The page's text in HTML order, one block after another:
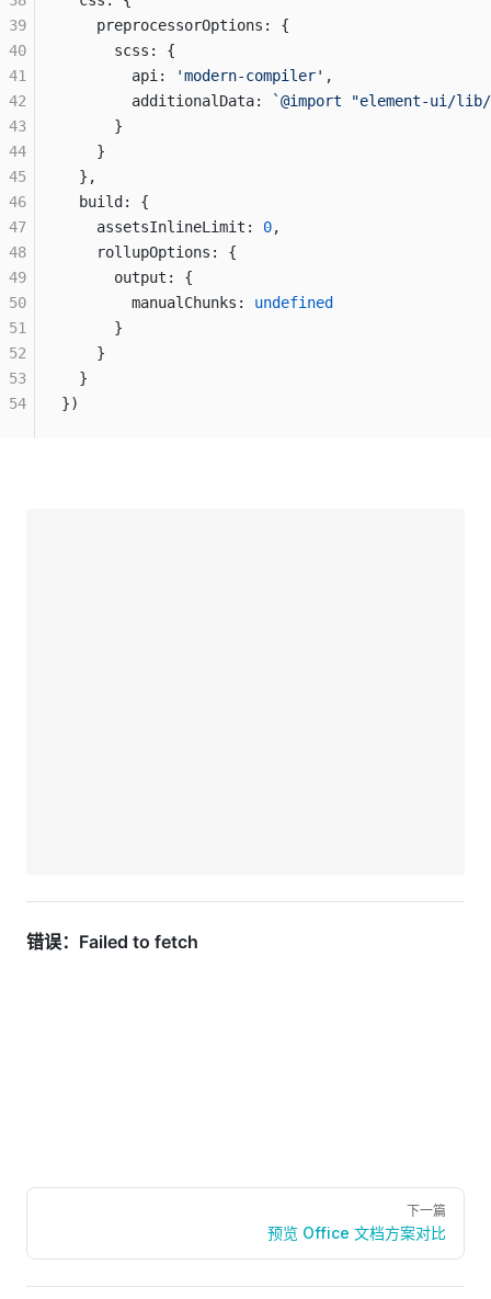
    preprocessorOptions: {
      scss: {
        api:
'modern-compiler' ,
        additionalData:
`@import "element-ui/
      }
    }
  },
  build: {
    assetsInlineLimit:
0,
    rollupOptions: {
      output: {
        manualChunks:
undefined
      }
    }
  }
})
39
40
41
42
43
44
45
46
47
48
49
50
51
52
53
54
Pager
下一篇
预览 Office 文档方案对比